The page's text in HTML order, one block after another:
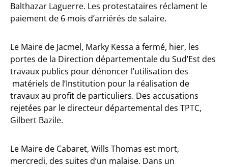
Balthazar Laguerre. Les protestataires réclament le
paiement de 6 mois d’arriérés de salaire.
Le Maire de Jacmel, Marky Kessa a fermé, hier, les
portes de la Direction départementale du Sud’Est des
travaux publics pour dénoncer l’utilisation des
matériels de l’Institution pour la réalisation de
travaux au profit de particuliers. Des accusations
rejetées par le directeur départemental des TPTC,
Gilbert Bazile.
Le Maire de Cabaret, Wills Thomas est mort,
mercredi, des suites d’un malaise. Dans un